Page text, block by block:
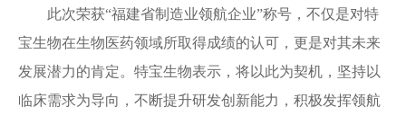
此次荣获“福建省制造业领航企业”称号，不仅是对特
宝生物在生物医药领域所取得成绩的认可，更是对其未来
发展潜力的肯定。特宝生物表示，将以此为契机，坚持以
临床需求为导向，不断提升研发创新能力，积极发挥领航